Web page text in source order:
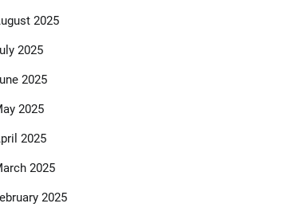
2025
2025
2025
2025
2025
2025
2025